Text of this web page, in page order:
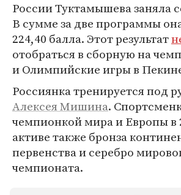
России Туктамышева заняла
В сумме за две программы
224,40 балла. Этот результат
отобраться в сборную на
и Олимпийские игры в
Россиянка тренируется под
Алексея Мишина.
чемпионкой мира и Европы в
активе также бронза
первенства и серебро
чемпионата.